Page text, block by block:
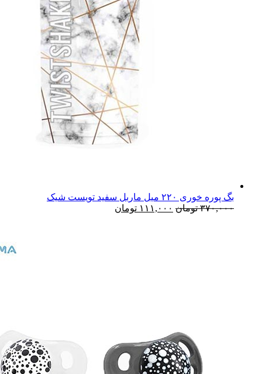
بگ پوره خوری ۲۲۰ میل ماربل سفید تویست شیک
۳۷۰,۰۰۰ تومان ۱۱۱,۰۰۰ تومان